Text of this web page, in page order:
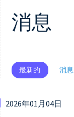
消息
最新的 消息
2026年01月04日